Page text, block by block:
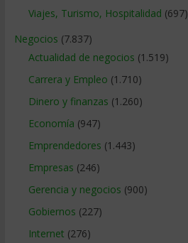
Viajes, Turismo, Hospitalidad (697)
Negocios (7.837)
Actualidad de negocios (1.519)
Carrera y Empleo (1.710)
Dinero y finanzas (1.260)
Economía (947)
Emprendedores (1.443)
Empresas (246)
Gerencia y negocios (900)
Gobiernos (227)
Internet (276)